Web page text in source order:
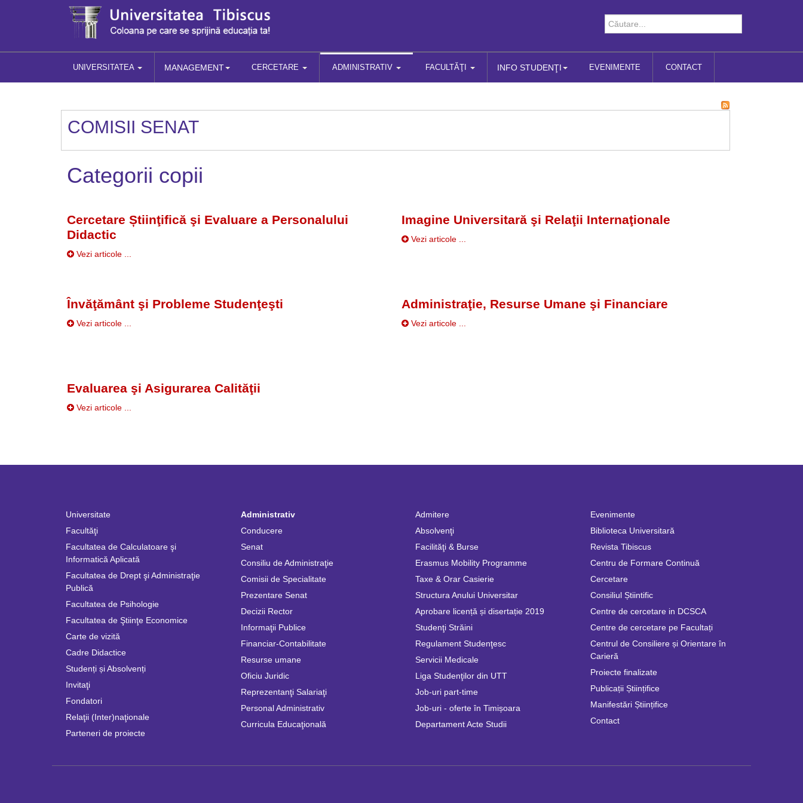
UNIVERSITATEA MANAGEMENT CERCETARE ADMINISTRATIV FACULTĂŢI INFO STUDENŢI EVENIMENTE CONTACT
COMISII SENAT
Categorii copii
Cercetare Știinţifică şi Evaluare a Personalului
Didactic
Vezi articole ...
Imagine Universitară şi Relaţii Internaţionale
Vezi articole ...
Învăţământ şi Probleme Studenţeşti
Vezi articole ...
Administraţie, Resurse Umane şi Financiare
Vezi articole ...
Evaluarea şi Asigurarea Calităţii
Vezi articole ...
Universitate
Facultăţi
Facultatea de Calculatoare şi
Informatică Aplicată
Facultatea de Drept şi Administraţie
Publică
Facultatea de Psihologie
Facultatea de Ştiinţe Economice
Carte de vizită
Cadre Didactice
Studenți și Absolvenți
Invitaţi
Fondatori
Relaţii (Inter)naţionale
Parteneri de proiecte
Administrativ
Conducere
Senat
Consiliu de Administraţie
Comisii de Specialitate
Prezentare Senat
Decizii Rector
Informaţii Publice
Financiar-Contabilitate
Resurse umane
Oficiu Juridic
Reprezentanţi Salariaţi
Personal Administrativ
Curricula Educaţională
Admitere
Absolvenţi
Facilităţi & Burse
Erasmus Mobility Programme
Taxe & Orar Casierie
Structura Anului Universitar
Aprobare licență și disertație 2019
Studenţi Străini
Regulament Studenţesc
Servicii Medicale
Liga Studenţilor din UTT
Job-uri part-time
Job-uri - oferte în Timișoara
Departament Acte Studii
Evenimente
Biblioteca Universitară
Revista Tibiscus
Centru de Formare Continuă
Cercetare
Consiliul Știintific
Centre de cercetare in DCSCA
Centre de cercetare pe Facultați
Centrul de Consiliere și Orientare în
Carieră
Proiecte finalizate
Publicații Științifice
Manifestări Științifice
Contact